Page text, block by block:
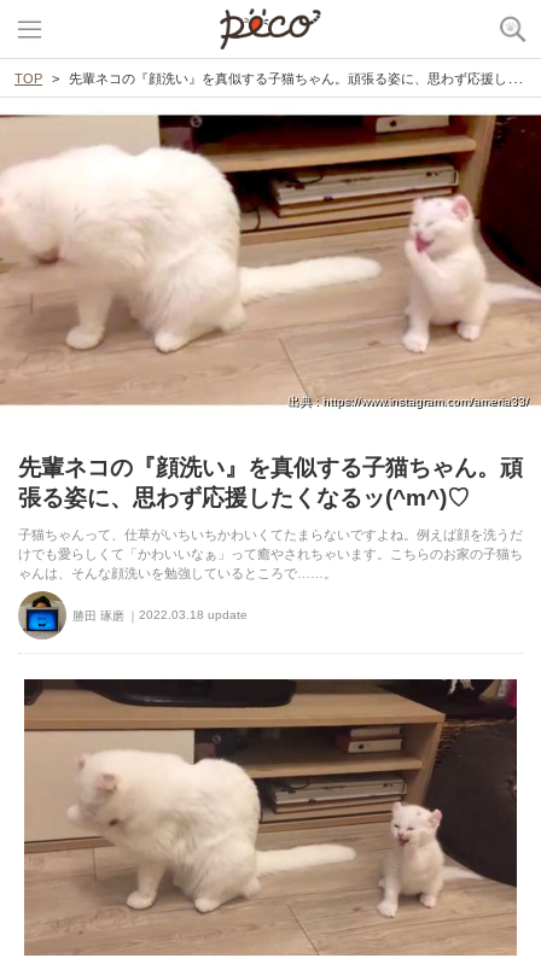
TOP 先輩ネコの『顔洗い』を真似する子猫ちゃん。頑張る姿に、思わず応援したくなるッ(^m^)♡
出典 : https://www.instagram.com/ameria33/
先輩ネコの『顔洗い』を真似する子猫ちゃん。頑
張る姿に、思わず応援したくなるッ(^m^)♡
子猫ちゃんって、仕草がいちいちかわいくてたまらないですよね。例えば顔を洗うだ
けでも愛らしくて「かわいいなぁ」って癒やされちゃいます。こちらのお家の子猫ち
ゃんは、そんな顔洗いを勉強しているところで……。
勝田 琢磨 2022.03.18 update